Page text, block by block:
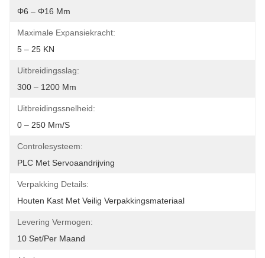
Φ6 – Φ16 Mm
Maximale Expansiekracht:
5 – 25 KN
Uitbreidingsslag:
300 – 1200 Mm
Uitbreidingssnelheid:
0 – 250 Mm/s
Controlesysteem:
PLC Met Servoaandrijving
Verpakking Details:
Houten Kast Met Veilig Verpakkingsmateriaal
Levering Vermogen:
10 Set/per Maand